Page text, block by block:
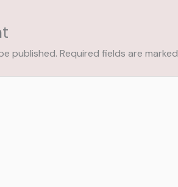
published. Required fields are marked